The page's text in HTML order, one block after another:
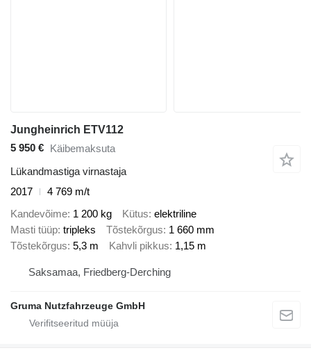
Jungheinrich ETV112
5 950 € Käibemaksuta
Lükandmastiga virnastaja
2017
4 769 m/t
Kandevõime 1 200 kg Kütus elektriline
Masti tüüp tripleks Tõstekõrgus 1 660 mm
Tõstekõrgus 5,3 m Kahvli pikkus 1,15 m
Saksamaa, Friedberg-Derching
Gruma Nutzfahrzeuge GmbH